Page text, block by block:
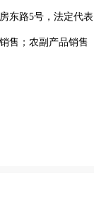
东路5号，法定代表
售；农副产品销售